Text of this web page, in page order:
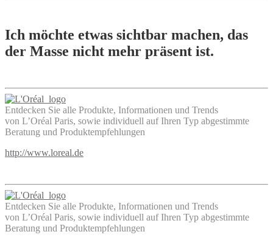
Ich möchte etwas sichtbar machen, das
der Masse nicht mehr präsent ist.
Entdecken Sie alle Produkte, Informationen und Trends
von L’Oréal Paris, sowie individuell auf Ihren Typ abgestimmte
Beratung und Produktempfehlungen
http://www.loreal.de
Entdecken Sie alle Produkte, Informationen und Trends
von L’Oréal Paris, sowie individuell auf Ihren Typ abgestimmte
Beratung und Produktempfehlungen